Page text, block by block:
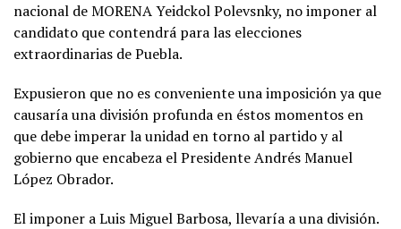
nacional de MORENA Yeidckol Polevsnky, no imponer al
candidato que contendrá para las elecciones
extraordinarias de Puebla.
Expusieron que no es conveniente una imposición ya que
causaría una división profunda en éstos momentos en
que debe imperar la unidad en torno al partido y al
gobierno que encabeza el Presidente Andrés Manuel
López Obrador.
El imponer a Luis Miguel Barbosa, llevaría a una división.